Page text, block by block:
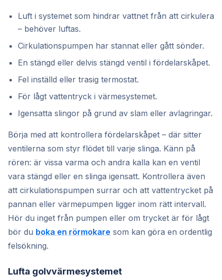
Luft i systemet som hindrar vattnet från att cirkulera
– behöver luftas.
Cirkulationspumpen har stannat eller gått sönder.
En stängd eller delvis stängd ventil i fördelarskåpet.
Fel inställd eller trasig termostat.
För lågt vattentryck i värmesystemet.
Igensatta slingor på grund av slam eller avlagringar.
Börja med att kontrollera fördelarskåpet – där sitter
ventilerna som styr flödet till varje slinga. Känn på
rören: är vissa varma och andra kalla kan en ventil
vara stängd eller en slinga igensatt. Kontrollera även
att cirkulationspumpen surrar och att vattentrycket på
pannan eller värmepumpen ligger inom rätt intervall.
Hör du inget från pumpen eller om trycket är för lågt
bör du boka en rörmokare som kan göra en ordentlig
felsökning.
Lufta golvvärmesystemet